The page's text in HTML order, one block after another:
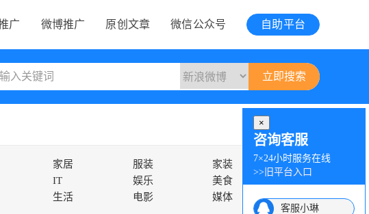
自助平台
微信公众号
原创文章
微博推广
广
×
咨询客服
7×24小时服务在线
>> 旧平台入口
客服小琳
家居 服装
家装
IT 娱乐
美食
生活 电影
媒体